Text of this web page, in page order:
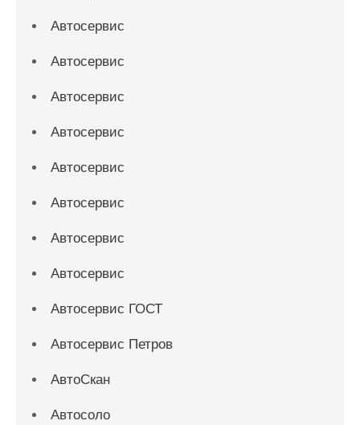
Автосервис
Автосервис
Автосервис
Автосервис
Автосервис
Автосервис
Автосервис
Автосервис
Автосервис ГОСТ
Автосервис Петров
АвтоСкан
Автосоло